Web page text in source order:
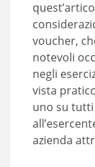
voucher,
notevoli
negli
vista
uno su
azienda